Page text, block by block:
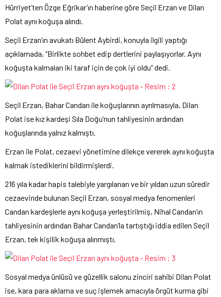
Hürriyet’ten Özge Eğrikar’ın haberine göre Seçil Erzan ve Dilan
Polat aynı koğuşa alındı.
Seçil Erzan’ın avukatı Bülent Aybirdi, konuyla ilgili yaptığı
açıklamada, “Birlikte sohbet edip dertlerini paylaşıyorlar. Aynı
koğuşta kalmaları iki taraf için de çok iyi oldu” dedi.
Seçil Erzan, Bahar Candan ile koğuşlarının ayrılmasıyla, Dilan
Polat ise kız kardeşi Sıla Doğu’nun tahliyesinin ardından
koğuşlarında yalnız kalmıştı.
Erzan ile Polat, cezaevi yönetimine dilekçe vererek aynı koğuşta
kalmak istediklerini bildirmişlerdi.
216 yıla kadar hapis talebiyle yargılanan ve bir yıldan uzun süredir
cezaevinde bulunan Seçil Erzan, sosyal medya fenomenleri
Candan kardeşlerle aynı koğuşa yerleştirilmiş, Nihal Candan’ın
tahliyesinin ardından Bahar Candan’la tartıştığı iddia edilen Seçil
Erzan, tek kişilik koğuşa alınmıştı.
Sosyal medya ünlüsü ve güzellik salonu zinciri sahibi Dilan Polat
ise, kara para aklama ve suç işlemek amacıyla örgüt kurma gibi